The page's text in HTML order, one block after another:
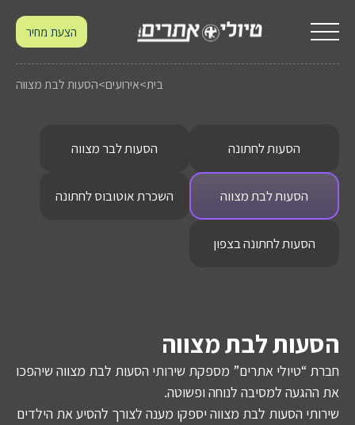
הצעת מחיר
בית>אירועים>הסעות לבת מצווה
הסעות לחתונה הסעות לבר מצווה
הסעות לבת מצווה השכרת אוטובוס לחתונה
הסעות לחתונה בצפון
הסעות לבת מצווה
חברת “טיולי אתרים” מספקת שירותי הסעות לבת מצווה שיהפכו
את ההגעה למסיבה לנוחה ופשוטה.
שירותי הסעות לבת מצווה יספקו מענה לצורך להסיע את הילדים